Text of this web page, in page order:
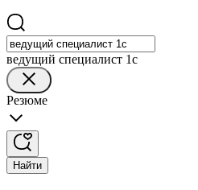
ведущий специалист 1с
Резюме
Найти